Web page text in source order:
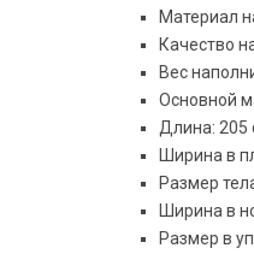
Материал
Качество
Вес
Основной
Длина: 205
Ширина в
Размер
Ширина в
Размер в